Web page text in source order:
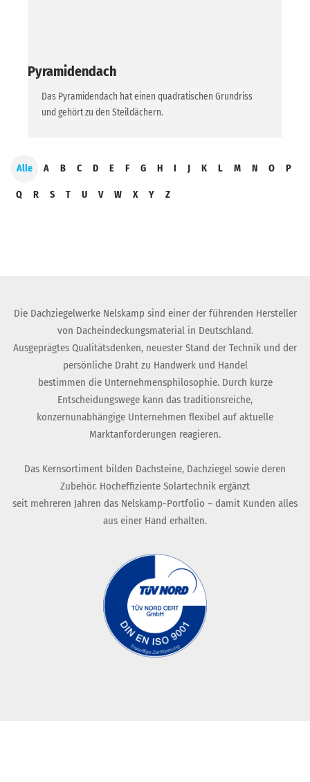
Pyramidendach
Das Pyramidendach hat einen quadratischen Grundriss
und gehört zu den Steildächern.
Alle A B C D E F G H I J K L M N O P
Q R S T U V W X Y Z
Die Dachziegelwerke Nelskamp sind einer der führenden Hersteller
von Dacheindeckungsmaterial in Deutschland.
Ausgeprägtes Qualitätsdenken, neuester Stand der Technik und der
persönliche Draht zu Handwerk und Handel
bestimmen die Unternehmensphilosophie. Durch kurze
Entscheidungswege kann das traditionsreiche,
konzernunabhängige Unternehmen flexibel auf aktuelle
Marktanforderungen reagieren.
Das Kernsortiment bilden Dachsteine, Dachziegel sowie deren
Zubehör. Hocheffiziente Solartechnik ergänzt
seit mehreren Jahren das Nelskamp-Portfolio – damit Kunden alles
aus einer Hand erhalten.